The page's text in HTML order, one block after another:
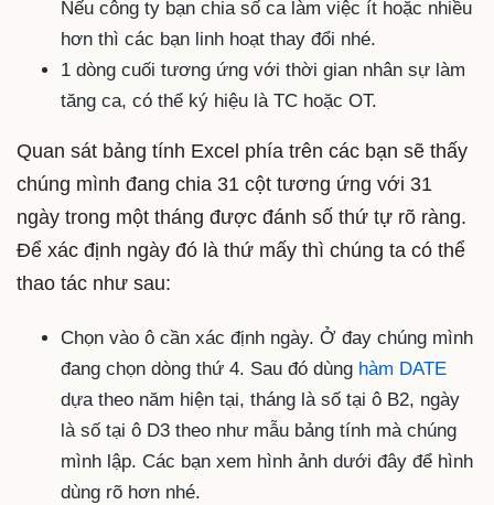
Nếu công ty bạn chia số ca làm việc ít hoặc nhiều
hơn thì các bạn linh hoạt thay đổi nhé.
1 dòng cuối tương ứng với thời gian nhân sự làm
tăng ca, có thể ký hiệu là TC hoặc OT.
Quan sát bảng tính Excel phía trên các bạn sẽ thấy
chúng mình đang chia 31 cột tương ứng với 31
ngày trong một tháng được đánh số thứ tự rõ ràng.
Để xác định ngày đó là thứ mấy thì chúng ta có thể
thao tác như sau:
Chọn vào ô cần xác định ngày. Ở đay chúng mình
đang chọn dòng thứ 4. Sau đó dùng hàm DATE
dựa theo năm hiện tại, tháng là số tại ô B2, ngày
là số tại ô D3 theo như mẫu bảng tính mà chúng
mình lập. Các bạn xem hình ảnh dưới đây để hình
dùng rõ hơn nhé.